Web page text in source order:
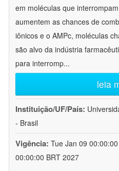
em moléculas que
aumentem as chances de
iônicos e o AMPc, moléculas
são alvo da indústria
para interromp...
leia
Instituição/UF/País:
- Brasil
Vigência: Tue Jan 09
00:00:00 BRT 2027